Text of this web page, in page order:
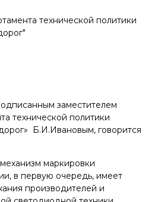
технической политики
заместителем
технической политики
Б.И.Ивановым, говорится
маркировки
в первую очередь, имеет
производителей и